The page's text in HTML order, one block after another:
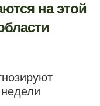
на этой